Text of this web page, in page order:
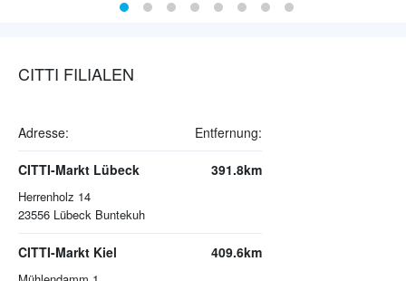
CITTI FILIALEN
Adresse: Entfernung:
CITTI-Markt Lübeck
Herrenholz 14
23556 Lübeck Buntekuh
391.8km
CITTI-Markt Kiel 409.6km